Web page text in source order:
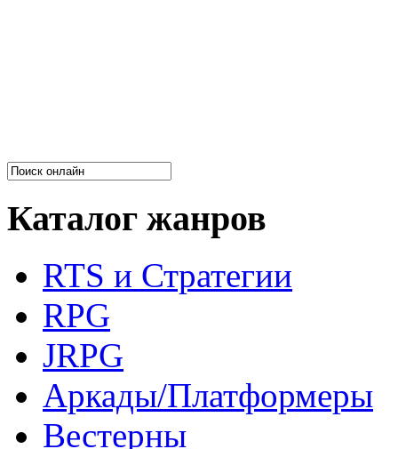
Каталог жанров
RTS и Стратегии
RPG
JRPG
Аркады/Платформеры
Вестерны